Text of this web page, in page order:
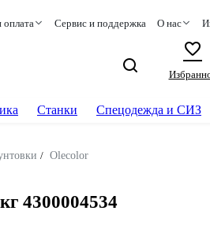
Сервис и поддержка О нас
Станки Спецодежда и СИЗ
/ Olecolor
4300004534